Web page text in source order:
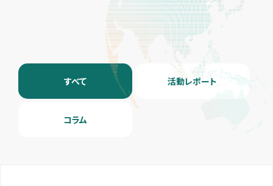
すべて 活動レポート
コラム